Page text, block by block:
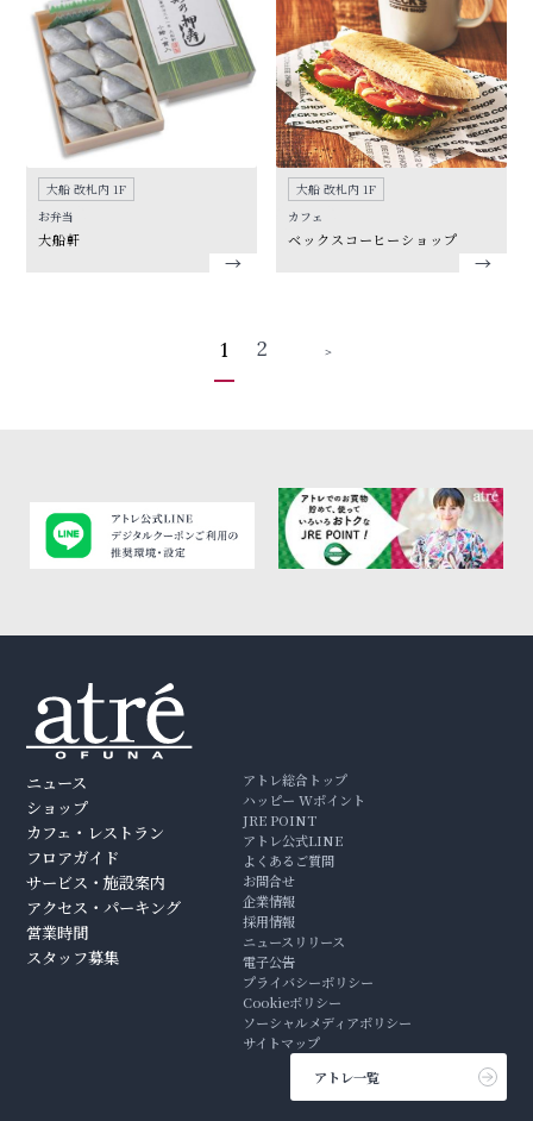
大船 改札内 1F
お弁当
大船軒
大船 改札内 1F
カフェ
ベックスコーヒーショップ
1 2 ＞
ニュース
ショップ
カフェ・レストラン
フロアガイド
サービス・施設案内
アクセス・パーキング
営業時間
スタッフ募集
アトレ総合トップ
ハッピー Wポイント
JRE POINT
アトレ公式LINE
よくあるご質問
お問合せ
企業情報
採用情報
ニュースリリース
電子公告
プライバシーポリシー
Cookieポリシー
ソーシャルメディアポリシー
サイトマップ
アトレ一覧